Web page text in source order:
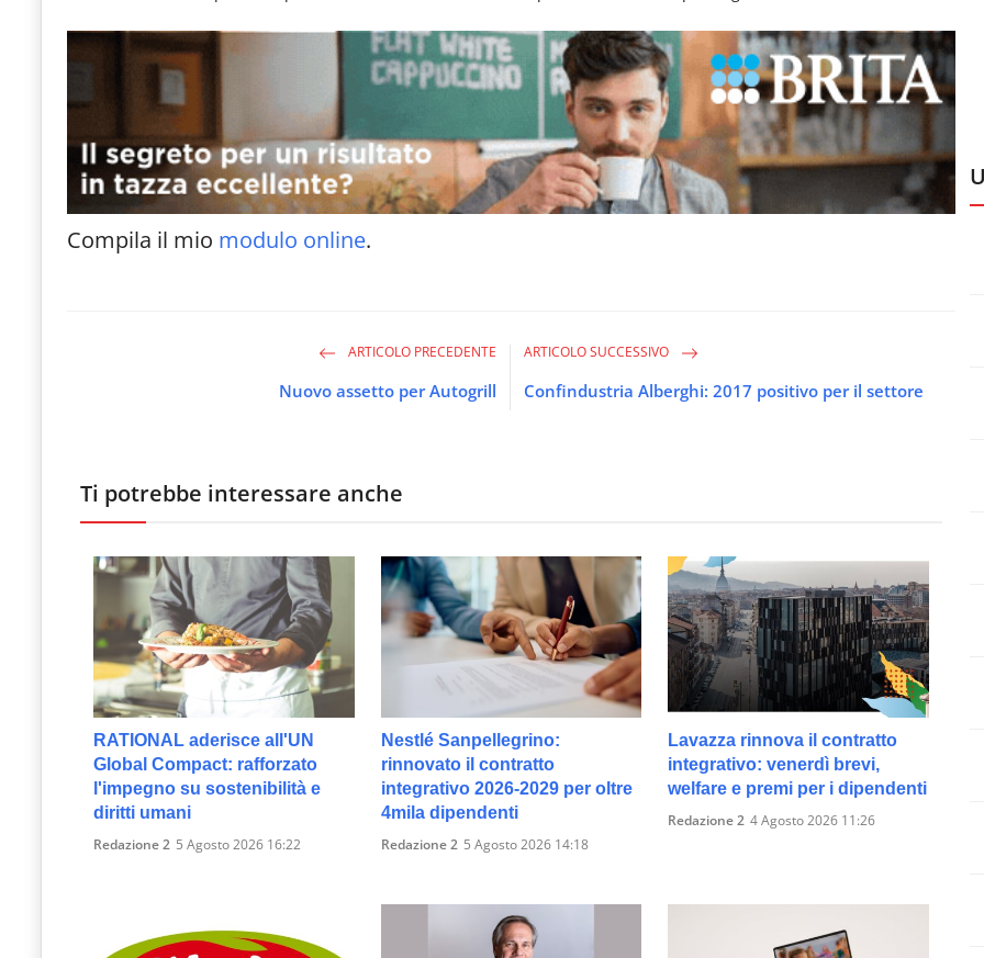
Compila il mio modulo online.
ARTICOLO PRECEDENTE
Nuovo assetto per Autogrill
ARTICOLO SUCCESSIVO
Confindustria Alberghi: 2017 positivo per il settore
Ti potrebbe interessare anche
RATIONAL aderisce all'UN
Global Compact: rafforzato
l'impegno su sostenibilità e
diritti umani
Redazione 2 5 Agosto 2026 16:22
Nestlé Sanpellegrino:
rinnovato il contratto
integrativo 2026-2029 per oltre
4mila dipendenti
Redazione 2 5 Agosto 2026 14:18
Lavazza rinnova il contratto
integrativo: venerdì brevi,
welfare e premi per i dipendenti
Redazione 2 4 Agosto 2026 11:26